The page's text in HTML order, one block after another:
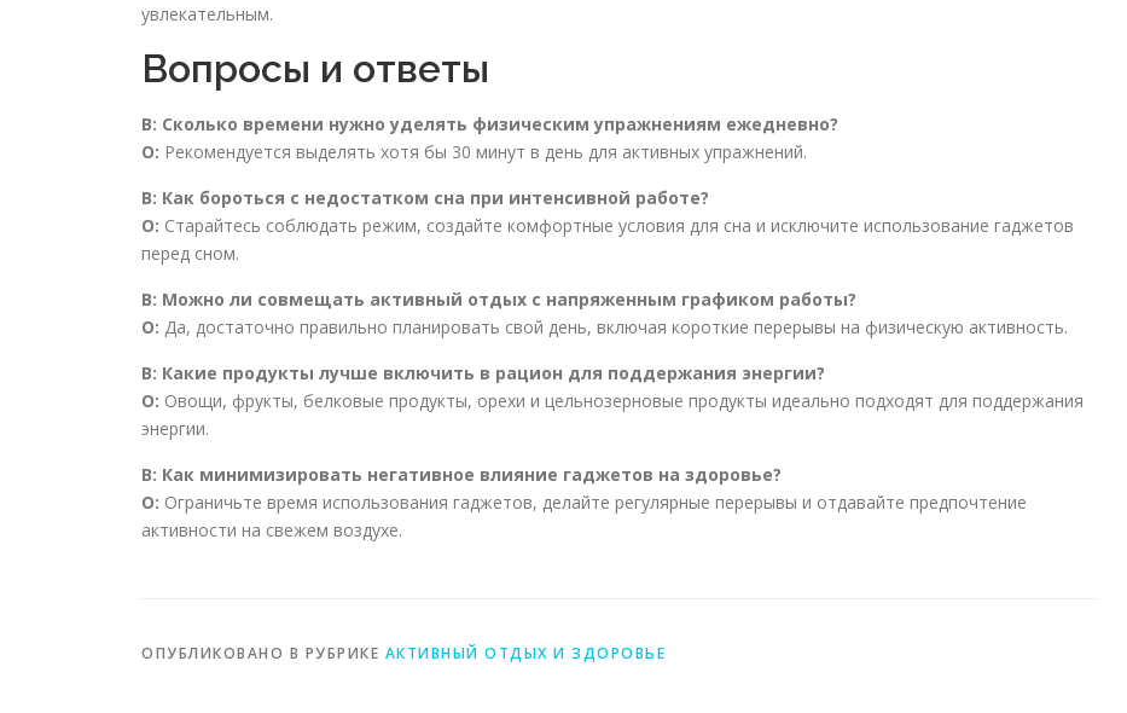
увлекательным.
Вопросы и ответы
В: Сколько времени нужно уделять физическим упражнениям ежедневно?
О: Рекомендуется выделять хотя бы 30 минут в день для активных упражнений.
В: Как бороться с недостатком сна при интенсивной работе?
О: Старайтесь соблюдать режим, создайте комфортные условия для сна и исключите использование гаджетов
перед сном.
В: Можно ли совмещать активный отдых с напряженным графиком работы?
О: Да, достаточно правильно планировать свой день, включая короткие перерывы на физическую активность.
В: Какие продукты лучше включить в рацион для поддержания энергии?
О: Овощи, фрукты, белковые продукты, орехи и цельнозерновые продукты идеально подходят для поддержания
энергии.
В: Как минимизировать негативное влияние гаджетов на здоровье?
О: Ограничьте время использования гаджетов, делайте регулярные перерывы и отдавайте предпочтение
активности на свежем воздухе.
ОПУБЛИКОВАНО В РУБРИКЕ АКТИВНЫЙ ОТДЫХ И ЗДОРОВЬЕ